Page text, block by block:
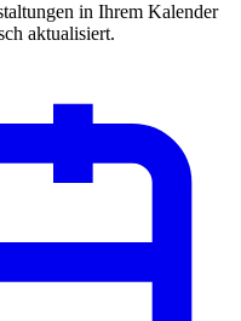
in Ihrem Kalender
aktualisiert.